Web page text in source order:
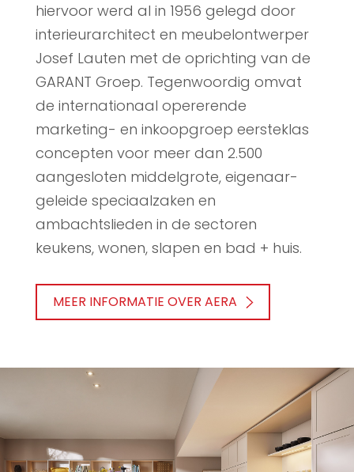
hiervoor werd al in 1956 gelegd door
interieurarchitect en meubelontwerper
Josef Lauten met de oprichting van de
GARANT Groep. Tegenwoordig omvat
de internationaal opererende
marketing- en inkoopgroep eersteklas
concepten voor meer dan 2.500
aangesloten middelgrote, eigenaar-
geleide speciaalzaken en
ambachtslieden in de sectoren
keukens, wonen, slapen en bad + huis.
MEER INFORMATIE OVER AERA